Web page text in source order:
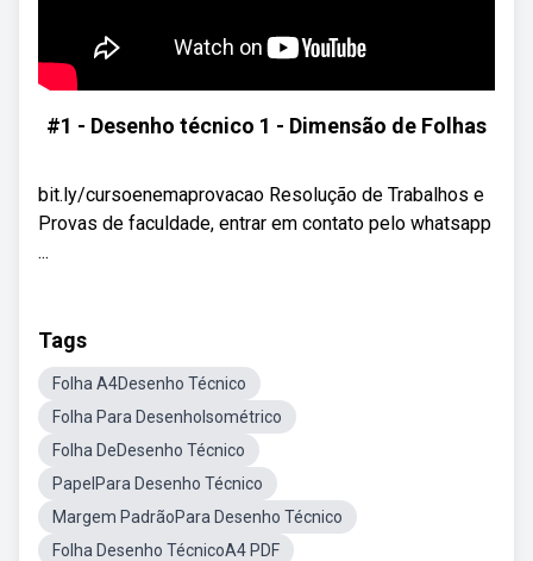
#1 - Desenho técnico 1 - Dimensão de Folhas
bit.ly/cursoenemaprovacao Resolução de Trabalhos e
Provas de faculdade, entrar em contato pelo whatsapp
...
Tags
Folha A4Desenho Técnico
Folha Para DesenhoIsométrico
Folha DeDesenho Técnico
PapelPara Desenho Técnico
Margem PadrãoPara Desenho Técnico
Folha Desenho TécnicoA4 PDF